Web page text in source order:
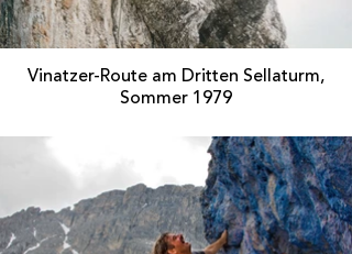
Vinatzer-Route am Dritten Sellaturm,
Sommer 1979